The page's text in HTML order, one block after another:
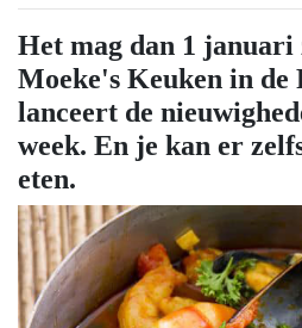
Het mag dan 1 januari
Moeke's Keuken in de
lanceert de
week. En je kan er
eten.